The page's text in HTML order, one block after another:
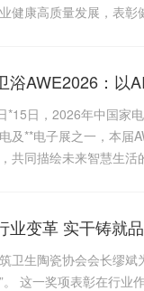
健康高质量发展，表
浴AWE2026：以
*15日，2026年中国家
及**电子展之一，本届
共同描绘未来智慧生
卫生陶瓷协会会长缪
。 这一奖项表彰在行业